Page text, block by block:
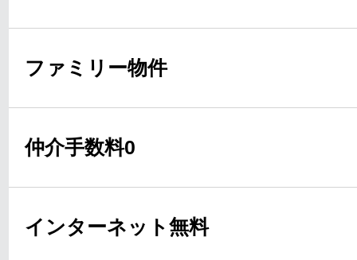
ファミリー物件
仲介手数料0
インターネット無料